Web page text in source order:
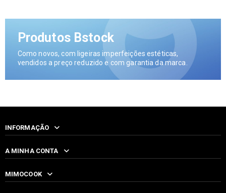
Produtos Bstock
Como novos, com ligeiras imperfeições estéticas,
vendidos a preço reduzido e com garantia da marca.
INFORMAÇÃO
A MINHA CONTA
MIMOCOOK